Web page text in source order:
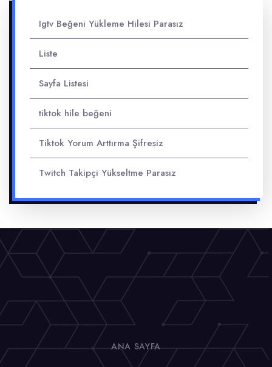
Igtv Beğeni Yükleme Hilesi Parasız
Liste
Sayfa Listesi
tiktok hile beğeni
Tiktok Yorum Arttırma Şifresiz
Twitch Takipçi Yükseltme Parasız
ANA SAYFA